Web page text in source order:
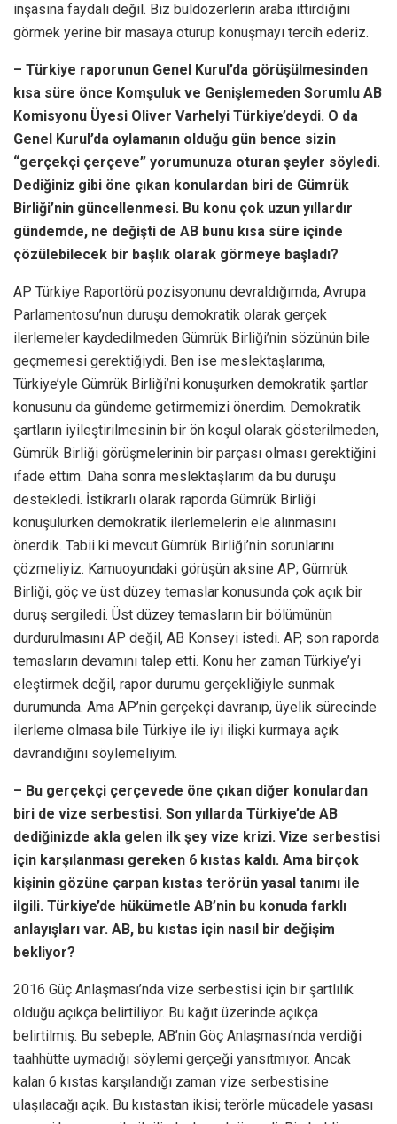
inşasına faydalı değil. Biz buldozerlerin araba ittirdiğini
görmek yerine bir masaya oturup konuşmayı tercih ederiz.
– Türkiye raporunun Genel Kurul’da görüşülmesinden
kısa süre önce Komşuluk ve Genişlemeden Sorumlu AB
Komisyonu Üyesi Oliver Varhelyi Türkiye’deydi. O da
Genel Kurul’da oylamanın olduğu gün bence sizin
“gerçekçi çerçeve” yorumunuza oturan şeyler söyledi.
Dediğiniz gibi öne çıkan konulardan biri de Gümrük
Birliği’nin güncellenmesi. Bu konu çok uzun yıllardır
gündemde, ne değişti de AB bunu kısa süre içinde
çözülebilecek bir başlık olarak görmeye başladı?
AP Türkiye Raportörü pozisyonunu devraldığımda, Avrupa
Parlamentosu’nun duruşu demokratik olarak gerçek
ilerlemeler kaydedilmeden Gümrük Birliği’nin sözünün bile
geçmemesi gerektiğiydi. Ben ise meslektaşlarıma,
Türkiye’yle Gümrük Birliği’ni konuşurken demokratik şartlar
konusunu da gündeme getirmemizi önerdim. Demokratik
şartların iyileştirilmesinin bir ön koşul olarak gösterilmeden,
Gümrük Birliği görüşmelerinin bir parçası olması gerektiğini
ifade ettim. Daha sonra meslektaşlarım da bu duruşu
destekledi. İstikrarlı olarak raporda Gümrük Birliği
konuşulurken demokratik ilerlemelerin ele alınmasını
önerdik. Tabii ki mevcut Gümrük Birliği’nin sorunlarını
çözmeliyiz. Kamuoyundaki görüşün aksine AP; Gümrük
Birliği, göç ve üst düzey temaslar konusunda çok açık bir
duruş sergiledi. Üst düzey temasların bir bölümünün
durdurulmasını AP değil, AB Konseyi istedi. AP, son raporda
temasların devamını talep etti. Konu her zaman Türkiye’yi
eleştirmek değil, rapor durumu gerçekliğiyle sunmak
durumunda. Ama AP’nin gerçekçi davranıp, üyelik sürecinde
ilerleme olmasa bile Türkiye ile iyi ilişki kurmaya açık
davrandığını söylemeliyim.
– Bu gerçekçi çerçevede öne çıkan diğer konulardan
biri de vize serbestisi. Son yıllarda Türkiye’de AB
dediğinizde akla gelen ilk şey vize krizi. Vize serbestisi
için karşılanması gereken 6 kıstas kaldı. Ama birçok
kişinin gözüne çarpan kıstas terörün yasal tanımı ile
ilgili. Türkiye’de hükümetle AB’nin bu konuda farklı
anlayışları var. AB, bu kıstas için nasıl bir değişim
bekliyor?
2016 Güç Anlaşması’nda vize serbestisi için bir şartlılık
olduğu açıkça belirtiliyor. Bu kağıt üzerinde açıkça
belirtilmiş. Bu sebeple, AB’nin Göç Anlaşması’nda verdiği
taahhütte uymadığı söylemi gerçeği yansıtmıyor. Ancak
kalan 6 kıstas karşılandığı zaman vize serbestisine
ulaşılacağı açık. Bu kıstastan ikisi; terörle mücadele yasası